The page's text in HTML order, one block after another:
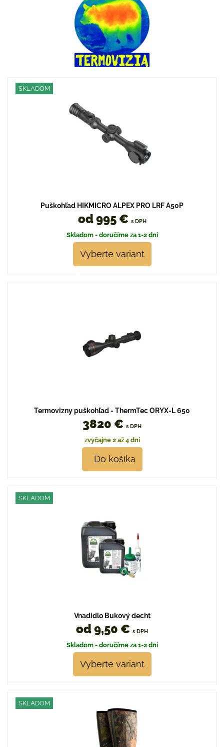
SKLADOM
Puškohľad HIKMICRO ALPEX PRO LRF A50P
od 995 € s DPH
Skladom - doručíme za 1-2 dni
Vyberte variant
Termovizny puškohľad - ThermTec ORYX-L 650
3820 € s DPH
zvyčajne 2 až 4 dni
Do košíka
SKLADOM
Vnadidlo Bukový decht
od 9,50 € s DPH
Skladom - doručíme za 1-2 dni
Vyberte variant
SKLADOM